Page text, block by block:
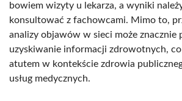
bowiem wizyty u lekarza, a wyniki
konsultować z fachowcami. Mimo to,
analizy objawów w sieci może znacznie
uzyskiwanie informacji zdrowotnych,
atutem w kontekście zdrowia
usług medycznych.